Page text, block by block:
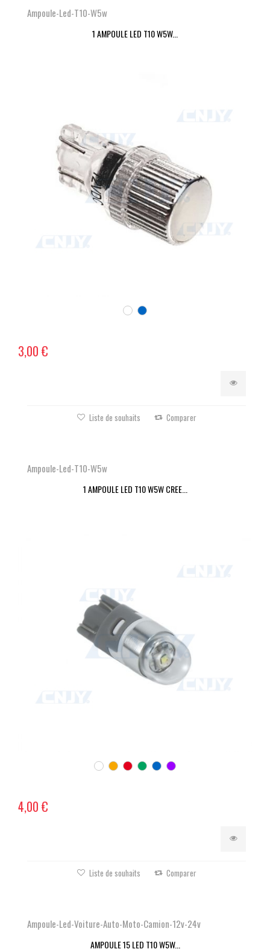
Ampoule-Led-T10-W5w
1 AMPOULE LED T10 W5W...
3,00 €
Liste de souhaits Comparer
Ampoule-Led-T10-W5w
1 AMPOULE LED T10 W5W CREE...
4,00 €
Liste de souhaits Comparer
Ampoule-Led-Voiture-Auto-Moto-Camion-12v-24v
AMPOULE 15 LED T10 W5W...